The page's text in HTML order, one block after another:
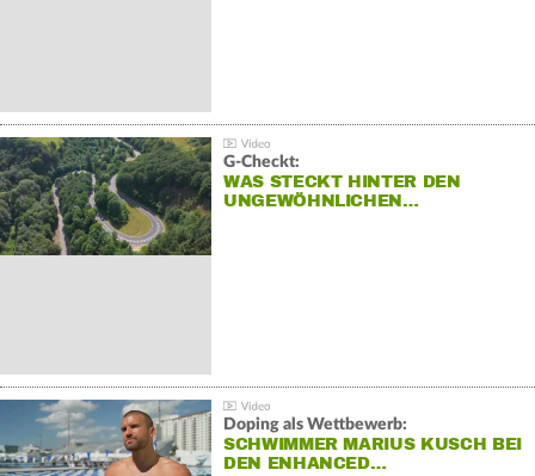
G-Checkt:
WAS STECKT HINTER DEN
UNGEWÖHNLICHEN…
Doping als Wettbewerb:
SCHWIMMER MARIUS KUSCH BEI
DEN ENHANCED…